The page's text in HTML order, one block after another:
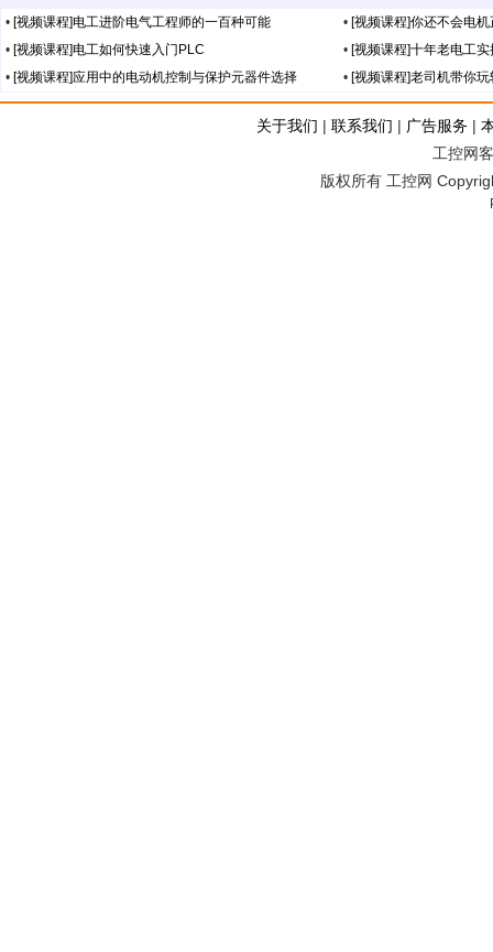
• [视频课程]电工进阶电气工程师的一百种可能 • [视频课程]你还不会电
• [视频课程]电工如何快速入门PLC • [视频课程]十年老电工
• [视频课程]应用中的电动机控制与保护元器件选择 • [视频课程]老司机带你
关于我们 | 联系我们 | 广告服务 |
工控网
版权所有 工控网